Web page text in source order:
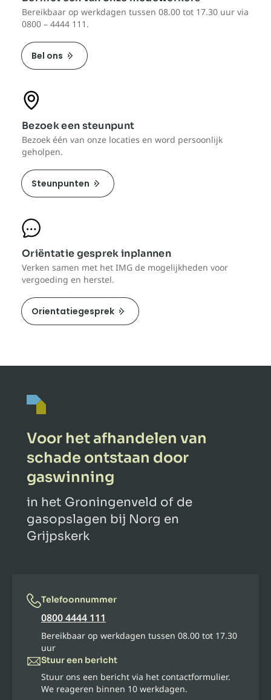
Bereikbaar op werkdagen tussen 08.00 tot 17.30 uur via
0800 – 4444 111.
Bel ons
Bezoek een steunpunt
Bezoek één van onze locaties en word persoonlijk
geholpen.
Steunpunten
Oriëntatie gesprek inplannen
Verken samen met het IMG de mogelijkheden voor
vergoeding en herstel.
Orientatiegesprek
Voor het afhandelen van
schade ontstaan door
gaswinning
in het Groningenveld of de
gasopslagen bij Norg en
Grijpskerk
Telefoonnummer
0800 4444 111
Bereikbaar op werkdagen tussen 08.00 tot 17.30
uur
Stuur een bericht
Stuur ons een bericht via het contactformulier.
We reageren binnen 10 werkdagen.